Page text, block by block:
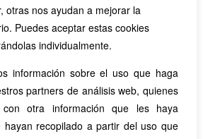
otras nos ayudan a mejorar la
Puedes aceptar estas cookies
individualmente.
información sobre el uso que haga
partners de análisis web, quienes
con otra información que les haya
hayan recopilado a partir del uso que